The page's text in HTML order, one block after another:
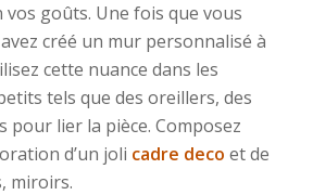
vos goûts. Une fois que vous
créé un mur personnalisé à
cette nuance dans les
tels que des oreillers, des
pour lier la pièce. Composez
d’un joli cadre deco et de
miroirs.